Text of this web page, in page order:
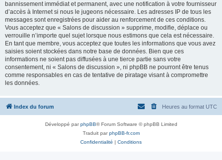
bannissement immédiat et permanent, avec une notification à votre fournisseur
d’accès à Internet si nous le jugeons nécessaire. Les adresses IP de tous les
messages sont enregistrées pour aider au renforcement de ces conditions.
Vous acceptez que « Salons de discussion » supprime, modifie, déplace ou
verrouille n’importe quel sujet lorsque nous estimons que cela est nécessaire.
En tant que membre, vous acceptez que toutes les informations que vous avez
saisies soient stockées dans notre base de données. Bien que ces
informations ne soient pas diffusées à une tierce partie sans votre
consentement, ni « Salons de discussion », ni phpBB ne pourront être tenus
comme responsables en cas de tentative de piratage visant à compromettre
les données.
Index du forum Heures au format UTC
Développé parphpBB® Forum Software © phpBB Limited
Traduit parphpBB-fr.com
Confidentialité | Conditions